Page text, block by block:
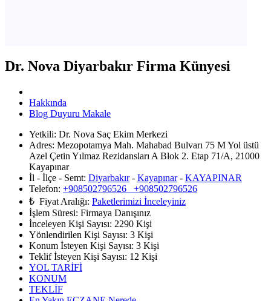
Dr. Nova Diyarbakır Firma Künyesi
Hakkında
Blog Duyuru Makale
Yetkili: Dr. Nova Saç Ekim Merkezi
Adres: Mezopotamya Mah. Mahabad Bulvarı 75 M Yol üstü
Azel Çetin Yılmaz Rezidansları A Blok 2. Etap 71/A, 21000
Kayapınar
İl - İlçe - Semt: Diyarbakır- Kayapınar- KAYAPINAR
Telefon: +908502796526 +908502796526
₺ Fiyat Aralığı: Paketlerimizi İnceleyiniz
İşlem Süresi: Firmaya Danışınız
İnceleyen Kişi Sayısı: 2290 Kişi
Yönlendirilen Kişi Sayısı: 3 Kişi
Konum İsteyen Kişi Sayısı: 3 Kişi
Teklif İsteyen Kişi Sayısı: 12 Kişi
YOL TARİFİ
KONUM
TEKLİF